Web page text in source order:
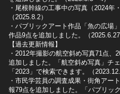
・尾根幹線の工事中の写真（2024年
（2025.8.2）
・パブリックアート作品「魚の広場
作品9点を追加しました。（2025.6.27
【過去更新情報】
・2012年撮影の航空斜め写真71点、
追加しました。「航空斜め写真」チ
「2023」で検索できます。（
・市民学芸員の調査成果・街角アー
報79点を追加しました。「パブリッ